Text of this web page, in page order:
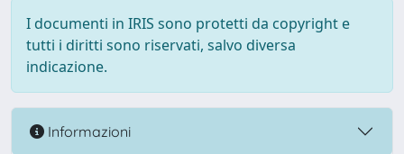
I documenti in IRIS sono protetti da copyright e
tutti i diritti sono riservati, salvo diversa
indicazione.
Informazioni